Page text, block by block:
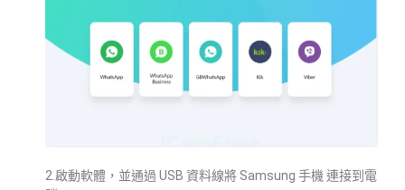
2.啟動軟體，並通過 USB 資料線將 Samsung 手機 連接到電